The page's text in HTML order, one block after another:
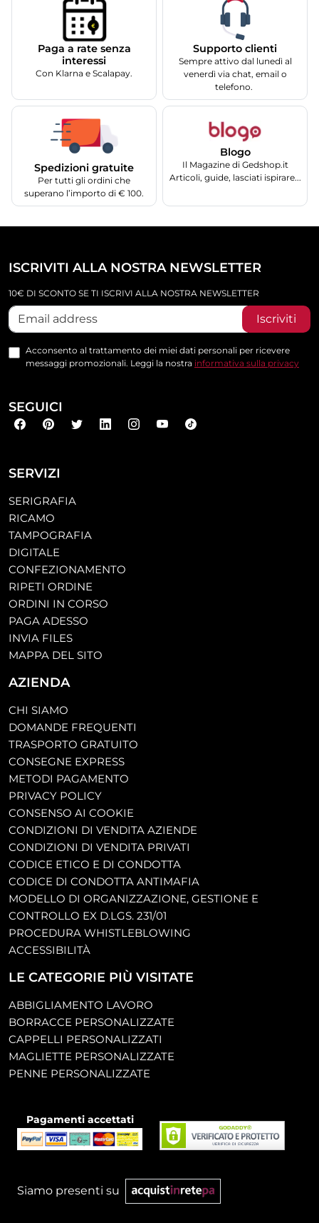
Paga a rate senza
interessi
Con Klarna e Scalapay.
Supporto clienti
Sempre attivo dal lunedì al
venerdì via chat, email o
telefono.
Spedizioni gratuite
Per tutti gli ordini che
superano l’importo di € 100.
Blogo
Il Magazine di Gedshop.it
Articoli, guide, lasciati ispirare...
SERVIZI
SERIGRAFIA
RICAMO
TAMPOGRAFIA
DIGITALE
CONFEZIONAMENTO
RIPETI ORDINE
ORDINI IN CORSO
PAGA ADESSO
INVIA FILES
MAPPA DEL SITO
AZIENDA
CHI SIAMO
DOMANDE FREQUENTI
TRASPORTO GRATUITO
CONSEGNE EXPRESS
METODI PAGAMENTO
PRIVACY POLICY
CONSENSO AI COOKIE
CONDIZIONI DI VENDITA AZIENDE
CONDIZIONI DI VENDITA PRIVATI
CODICE ETICO E DI CONDOTTA
CODICE DI CONDOTTA ANTIMAFIA
MODELLO DI ORGANIZZAZIONE, GESTIONE E
CONTROLLO EX D.LGS. 231/01
PROCEDURA WHISTLEBLOWING
ACCESSIBILITÀ
LE CATEGORIE PIÙ VISITATE
ABBIGLIAMENTO LAVORO
BORRACCE PERSONALIZZATE
CAPPELLI PERSONALIZZATI
MAGLIETTE PERSONALIZZATE
PENNE PERSONALIZZATE
ISCRIVITI ALLA NOSTRA NEWSLETTER
10€ DI SCONTO SE TI ISCRIVI ALLA NOSTRA NEWSLETTER
Iscriviti
Acconsento al trattamento dei miei dati personali per ricevere
messaggi promozionali. Leggi la nostra informativa sulla privacy
SEGUICI
Pagamenti accettati
Siamo presenti su